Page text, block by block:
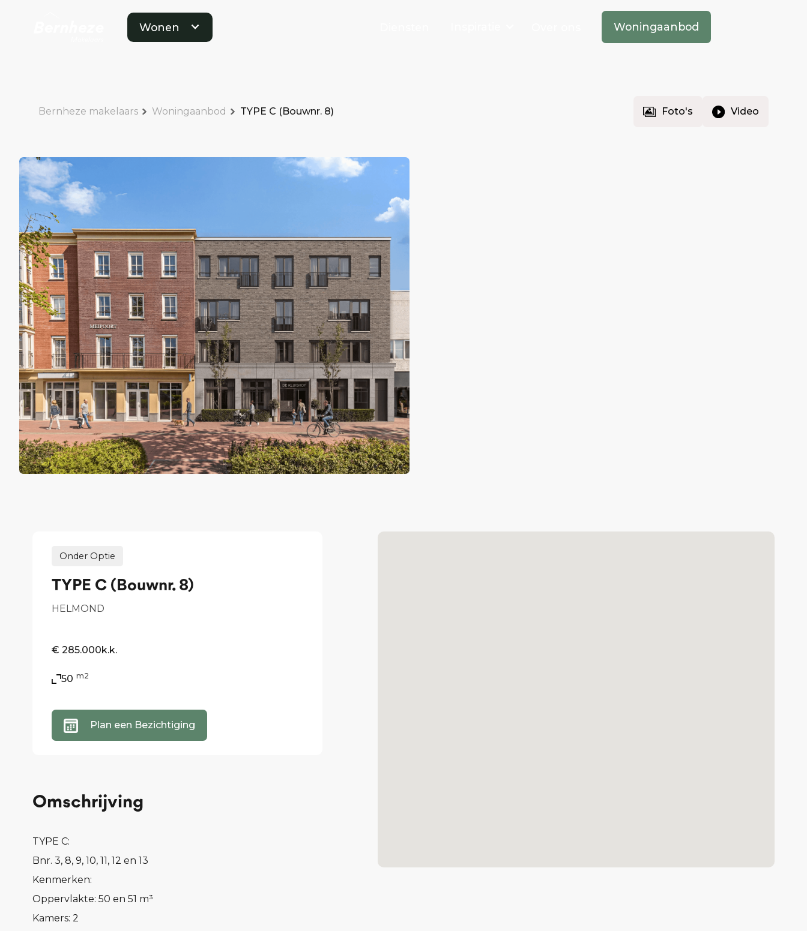
Wonen Woningaanbod
Bernheze makelaars Woningaanbod TYPE C (Bouwnr. 8) Foto's Video
Onder Optie
TYPE C (Bouwnr. 8)
HELMOND
€ 285.000k.k.
50 m2
Plan een Bezichtiging
Omschrijving
TYPE C:
Bnr. 3, 8, 9, 10, 11, 12 en 13
Kenmerken:
Oppervlakte: 50 en 51 m³
Kamers: 2